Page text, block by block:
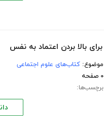
موضوع:کتاب‌های علوم اجتماعی
۰ صفحه
برچسب‌ها: